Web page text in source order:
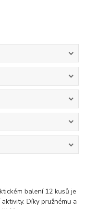
balení 12 kusů je
Díky pružnému a